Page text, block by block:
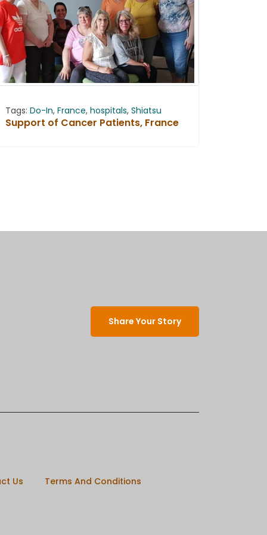
Tags: Do-In, France, hospitals, Shiatsu
Support of Cancer Patients, France
Share Your Story
Us Terms And Conditions